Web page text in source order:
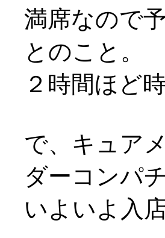
満席なので
とのこと。
２時間ほど
で、キュア
ダーコンパ
いよいよ入